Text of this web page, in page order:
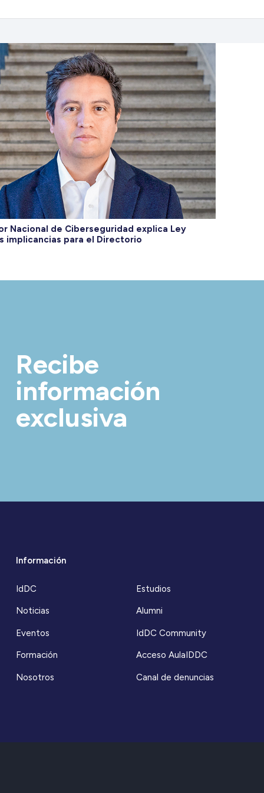
Nacional de Ciberseguridad explica Ley
implicancias para el Directorio
Recibe
información
exclusiva
Información
IdDC
Noticias
Eventos
Formación
Nosotros
Estudios
Alumni
IdDC Community
Acceso AulaIDDC
Canal de denuncias